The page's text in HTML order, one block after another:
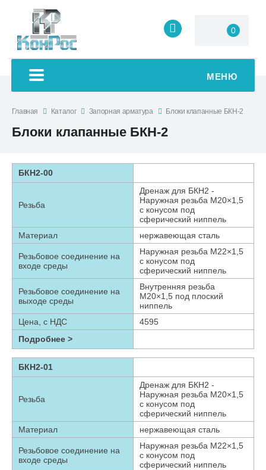
0
МЕНЮ
Главная Каталог Запорная арматура Блоки клапанные БКН-2
Блоки клапанные БКН-2
БКН2-00
Резьба
Дренаж для БКН2 -
Наружная резьба М20×1,5
с конусом под
сферический ниппель
Материал
нержавеющая сталь
Резьбовое соединение на
входе среды
Наружная резьба М22×1,5
с конусом под
сферический ниппель
Резьбовое соединение на
выходе среды
Внутренняя резьба
М20×1,5 под плоский
ниппель
Цена, с НДС
4595
Подробнее >
БКН2-01
Резьба
Дренаж для БКН2 -
Наружная резьба М20×1,5
с конусом под
сферический ниппель
Материал
нержавеющая сталь
Резьбовое соединение на
входе среды
Наружная резьба М22×1,5
с конусом под
сферический ниппель